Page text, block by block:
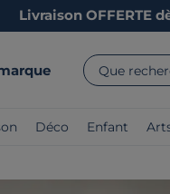
Livraison OFFERTE
Que
Déco Enfant